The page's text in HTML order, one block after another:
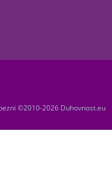
©2010-2026 Duhovnost.eu